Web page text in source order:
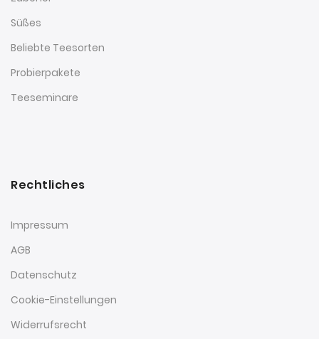
Süßes
Beliebte Teesorten
Probierpakete
Teeseminare
Rechtliches
Impressum
AGB
Datenschutz
Cookie-Einstellungen
Widerrufsrecht